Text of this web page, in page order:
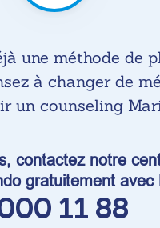
une méthode de
à changer de
un counseling
contactez notre
gratuitement avec
11 88